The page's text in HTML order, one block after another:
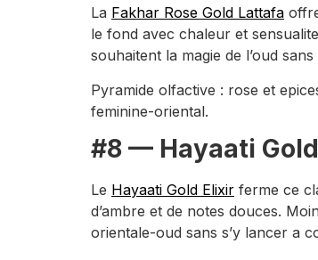
La Fakhar Rose Gold Lattafa
le fond avec chaleur et
souhaitent la magie de l’oud
Pyramide olfactive : rose et
feminine-oriental.
#8 — Hayaati
Le Hayaati Gold Elixir ferme ce
d’ambre et de notes douces.
orientale-oud sans s’y lancer a